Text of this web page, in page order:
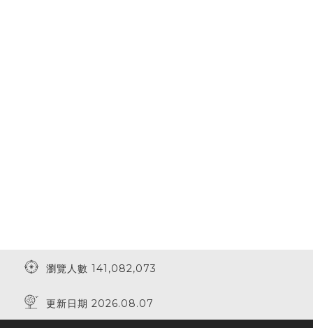
瀏覽人數 141,082,073
更新日期 2026.08.07